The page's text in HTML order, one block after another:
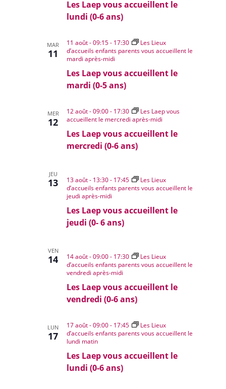
Les Laep vous accueillent le
lundi (0-6 ans)
MAR
11
Les Laep vous accueillent le
mardi (0-5 ans)
11 août - 09:15- 17:30
Les Lieux
d’accueils enfants parents vous accueillent le
mardi après-midi
MER
12
Les Laep vous accueillent le
mercredi (0-6 ans)
12 août - 09:00- 17:30
Les Laep vous
accueillent le mercredi après-midi
JEU
13
Les Laep vous accueillent le
jeudi (0- 6 ans)
13 août - 13:30- 17:45
Les Lieux
d’accueils enfants parents vous accueillent le
jeudi après-midi
VEN
14
Les Laep vous accueillent le
vendredi (0-6 ans)
14 août - 09:00- 17:30
Les Lieux
d’accueils enfants parents vous accueillent le
vendredi après-midi
LUN
17
Les Laep vous accueillent le
lundi (0-6 ans)
17 août - 09:00- 17:45
Les Lieux
d’accueils enfants parents vous accueillent le
lundi matin